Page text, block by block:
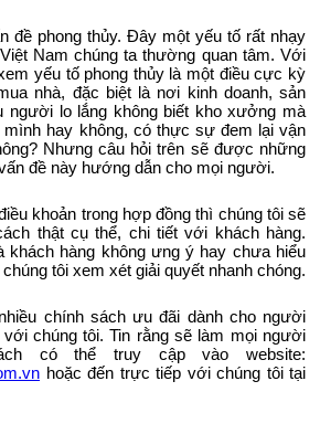
đề phong thủy. Đây một yếu tố rất nhạy
Nam chúng ta thường quan tâm. Với
yếu tố phong thủy là một điều cực kỳ
nhà, đặc biệt là nơi kinh doanh, sản
người lo lắng không biết kho xưởng mà
hay không, có thực sự đem lại vận
Nhưng câu hỏi trên sẽ được những
đề này hướng dẫn cho mọi người.
khoản trong hợp đồng thì chúng tôi sẽ
thật cụ thể, chi tiết với khách hàng.
khách hàng không ưng ý hay chưa hiểu
chính sách ưu đãi dành cho người
chúng tôi. Tin rằng sẽ làm mọi người
hoặc đến trực tiếp với chúng tôi tại